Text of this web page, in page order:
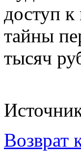
доступ
тайны
тысяч
Возврат